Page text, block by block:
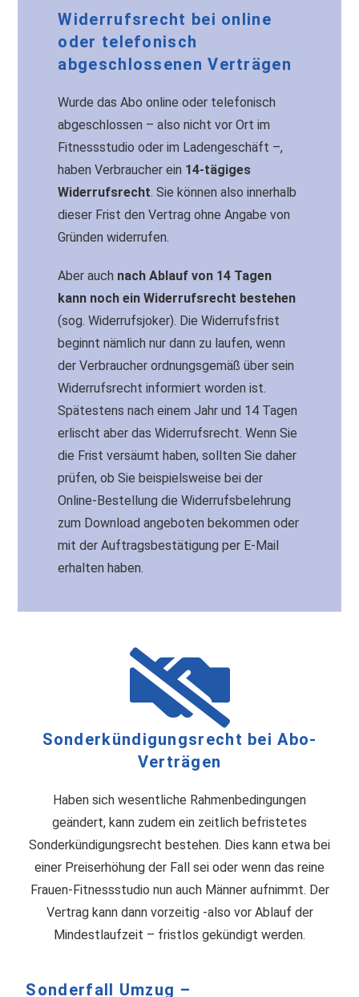
Widerrufsrecht bei online
oder telefonisch
abgeschlossenen Verträgen
Wurde das Abo online oder telefonisch
abgeschlossen – also nicht vor Ort im
Fitnessstudio oder im Ladengeschäft –,
haben Verbraucher ein 14-tägiges
Widerrufsrecht. Sie können also innerhalb
dieser Frist den Vertrag ohne Angabe von
Gründen widerrufen.
Aber auch nach Ablauf von 14 Tagen
kann noch ein Widerrufsrecht bestehen
(sog. Widerrufsjoker). Die Widerrufsfrist
beginnt nämlich nur dann zu laufen, wenn
der Verbraucher ordnungsgemäß über sein
Widerrufsrecht informiert worden ist.
Spätestens nach einem Jahr und 14 Tagen
erlischt aber das Widerrufsrecht. Wenn Sie
die Frist versäumt haben, sollten Sie daher
prüfen, ob Sie beispielsweise bei der
Online-Bestellung die Widerrufsbelehrung
zum Download angeboten bekommen oder
mit der Auftragsbestätigung per E-Mail
erhalten haben.
Sonderkündigungsrecht bei Abo-
Verträgen
Haben sich wesentliche Rahmenbedingungen
geändert, kann zudem ein zeitlich befristetes
Sonderkündigungsrecht bestehen. Dies kann etwa bei
einer Preiserhöhung der Fall sei oder wenn das reine
Frauen-Fitnessstudio nun auch Männer aufnimmt. Der
Vertrag kann dann vorzeitig -also vor Ablauf der
Mindestlaufzeit – fristlos gekündigt werden.
Sonderfall Umzug –